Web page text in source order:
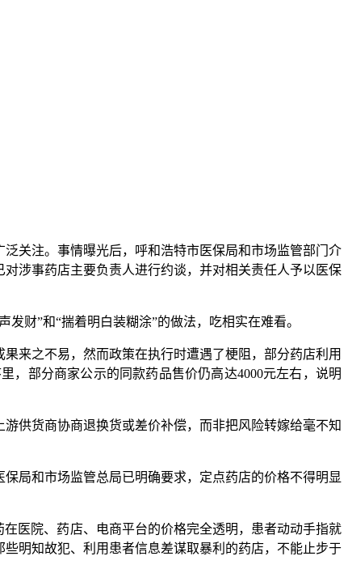
关注。事情曝光后，呼和浩特市医保局和市场监管部门介
涉事药店主要负责人进行约谈，并对相关责任人予以医保
财”和“揣着明白装糊涂”的做法，吃相实在难看。
来之不易，然而政策在执行时遭遇了梗阻，部分药店利用
，部分商家公示的同款药品售价仍高达4000元左右，说明
供货商协商退换货或差价补偿，而非把风险转嫁给毫不知
局和市场监管总局已明确要求，定点药店的价格不得明显
医院、药店、电商平台的价格完全透明，患者动动手指就
明知故犯、利用患者信息差谋取暴利的药店，不能止步于